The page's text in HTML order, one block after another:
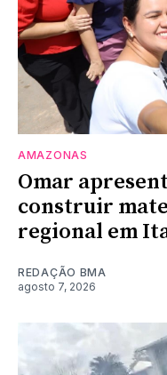
AMAZONAS
Omar
construir
regional em
REDAÇÃO BMA
agosto 7, 2026